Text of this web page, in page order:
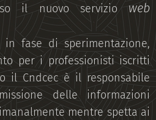
il nuovo servizioweb
in fase di sperimentazione,
per i professionisti iscritti
il Cndcec è il responsabile
delle informazioni
mentre spetta ai